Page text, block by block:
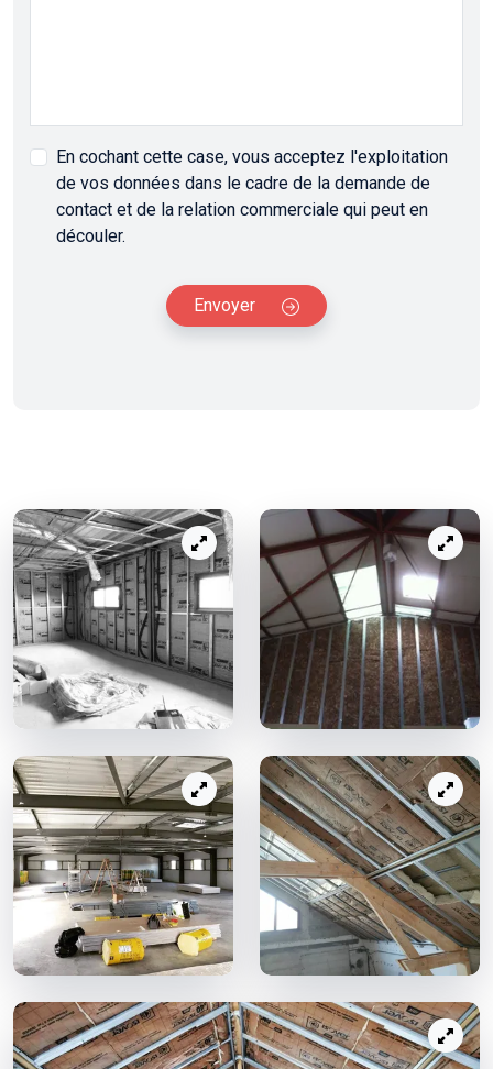
En cochant cette case, vous acceptez l'exploitation
de vos données dans le cadre de la demande de
contact et de la relation commerciale qui peut en
découler.
Envoyer